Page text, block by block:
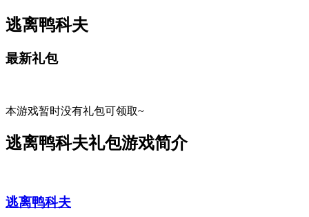
逃离鸭科夫
最新礼包
本游戏暂时没有礼包可领取~
逃离鸭科夫礼包游戏简介
逃离鸭科夫